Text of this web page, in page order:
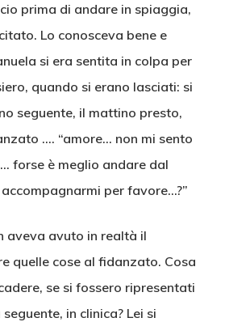
prima di andare in spiaggia,
Lo conosceva bene e
si era sentita in colpa per
quando si erano lasciati: si
seguente, il mattino presto,
…. “amore… non mi sento
forse è meglio andare dal
per favore…?”
aveva avuto in realtà il
quelle cose al fidanzato. Cosa
se si fossero ripresentati
in clinica? Lei si